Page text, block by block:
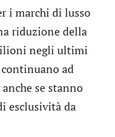
i marchi di lusso
riduzione della
negli ultimi
ad
se stanno
esclusività da